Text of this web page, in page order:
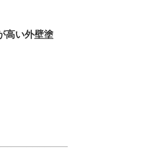
高い外壁塗